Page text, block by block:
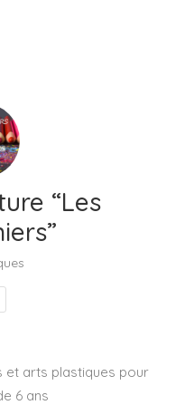
“Les
et arts plastiques pour
6 ans